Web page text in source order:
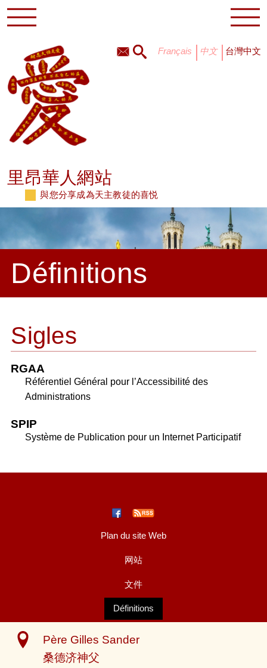
français 中文 台灣中文
里昂華人網站
與您分享成為天主教徒的喜悦
Définitions
Sigles
RGAA
Référentiel Général pour l’Accessibilité des
Administrations
SPIP
Système de Publication pour un Internet Participatif
Plan du site Web
网站
文件
Définitions
Père Gilles Sander
桑德济神父